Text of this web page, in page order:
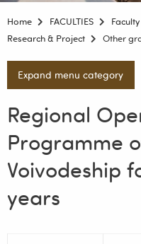
Home FACULTIES
Research & Project
Other
Expand menu category
Regional
Programme
Voivodeship
years